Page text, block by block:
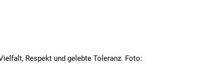
Respekt und gelebte Toleranz. Foto: